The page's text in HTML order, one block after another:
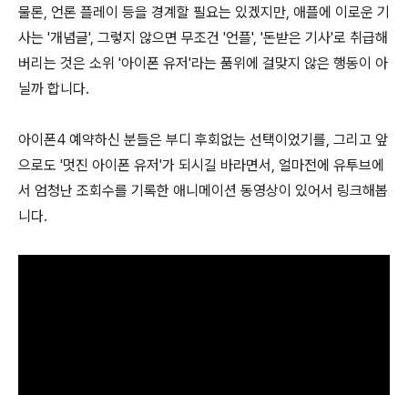
물론, 언론 플레이 등을 경계할 필요는 있겠지만, 애플에 이로운 기
사는 '개념글', 그렇지 않으면 무조건 '언플', '돈받은 기사'로 취급해
버리는 것은 소위 '아이폰 유저'라는 품위에 걸맞지 않은 행동이 아
닐까 합니다.
아이폰4 예약하신 분들은 부디 후회없는 선택이었기를, 그리고 앞
으로도 '멋진 아이폰 유저'가 되시길 바라면서, 얼마전에 유투브에
서 엄청난 조회수를 기록한 애니메이션 동영상이 있어서 링크해봅
니다.